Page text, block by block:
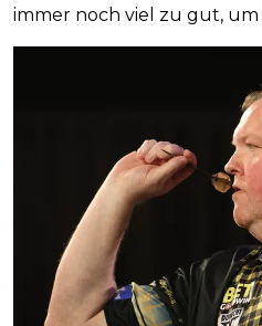
immer noch viel zu gut,